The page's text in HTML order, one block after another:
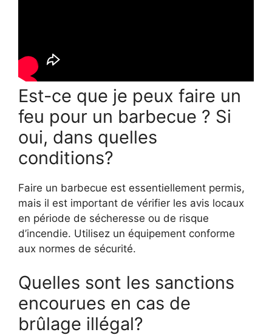
Est-ce que je peux faire un
feu pour un barbecue ? Si
oui, dans quelles
conditions?
Faire un barbecue est essentiellement permis,
mais il est important de vérifier les avis locaux
en période de sécheresse ou de risque
d’incendie. Utilisez un équipement conforme
aux normes de sécurité.
Quelles sont les sanctions
encourues en cas de
brûlage illégal?